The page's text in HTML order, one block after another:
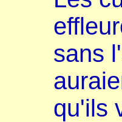
sans
qu'ils